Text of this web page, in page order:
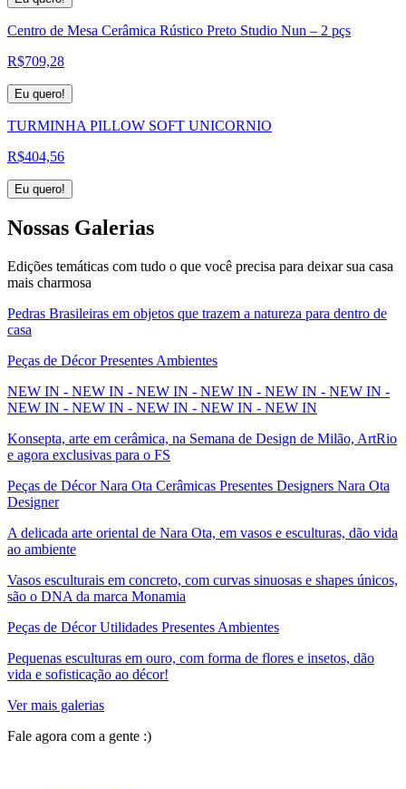
Centro de Mesa Cerâmica Rústico Preto Studio Nun – 2 pçs
R$709,28
Eu quero!
TURMINHA PILLOW SOFT UNICORNIO
R$404,56
Eu quero!
Nossas Galerias
Edições temáticas com tudo o que você precisa para deixar sua casa
mais charmosa
Pedras Brasileiras em objetos que trazem a natureza para dentro de
casa
Peças de Décor Presentes Ambientes
NEW IN - NEW IN - NEW IN - NEW IN - NEW IN - NEW IN -
NEW IN - NEW IN - NEW IN - NEW IN - NEW IN
Konsepta, arte em cerâmica, na Semana de Design de Milão, ArtRio
e agora exclusivas para o FS
Peças de Décor Nara Ota Cerâmicas Presentes Designers Nara Ota
Designer
A delicada arte oriental de Nara Ota, em vasos e esculturas, dão vida
ao ambiente
Vasos esculturais em concreto, com curvas sinuosas e shapes únicos,
são o DNA da marca Monamia
Peças de Décor Utilidades Presentes Ambientes
Pequenas esculturas em ouro, com forma de flores e insetos, dão
vida e sofisticação ao décor!
Ver mais galerias
Fale agora com a gente :)